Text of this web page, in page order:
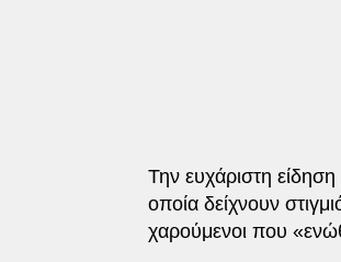
Την ευχάριστη
οποία δείχνουν
χαρούμενοι που